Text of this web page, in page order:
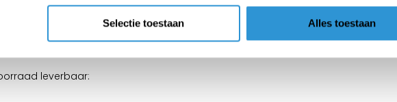
Selectie toestaan Alles toestaan
voor standaard afdekkingen op korte termijn (0-6 maanden in West Europees
van goederen tijdens transport of het tijdelijk afdekken van
leverbaar: